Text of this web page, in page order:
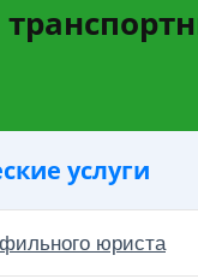
услуги
юриста